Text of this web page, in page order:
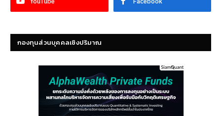
กองทุนส่วนบุคคลเชิงปริมาณ